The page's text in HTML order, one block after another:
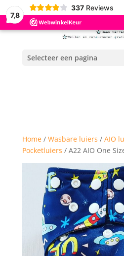
7,8
337 Reviews
Selecteer een pagina
Home/ Wasbare luiers / AIO
Pocketluiers / A22 AIO One